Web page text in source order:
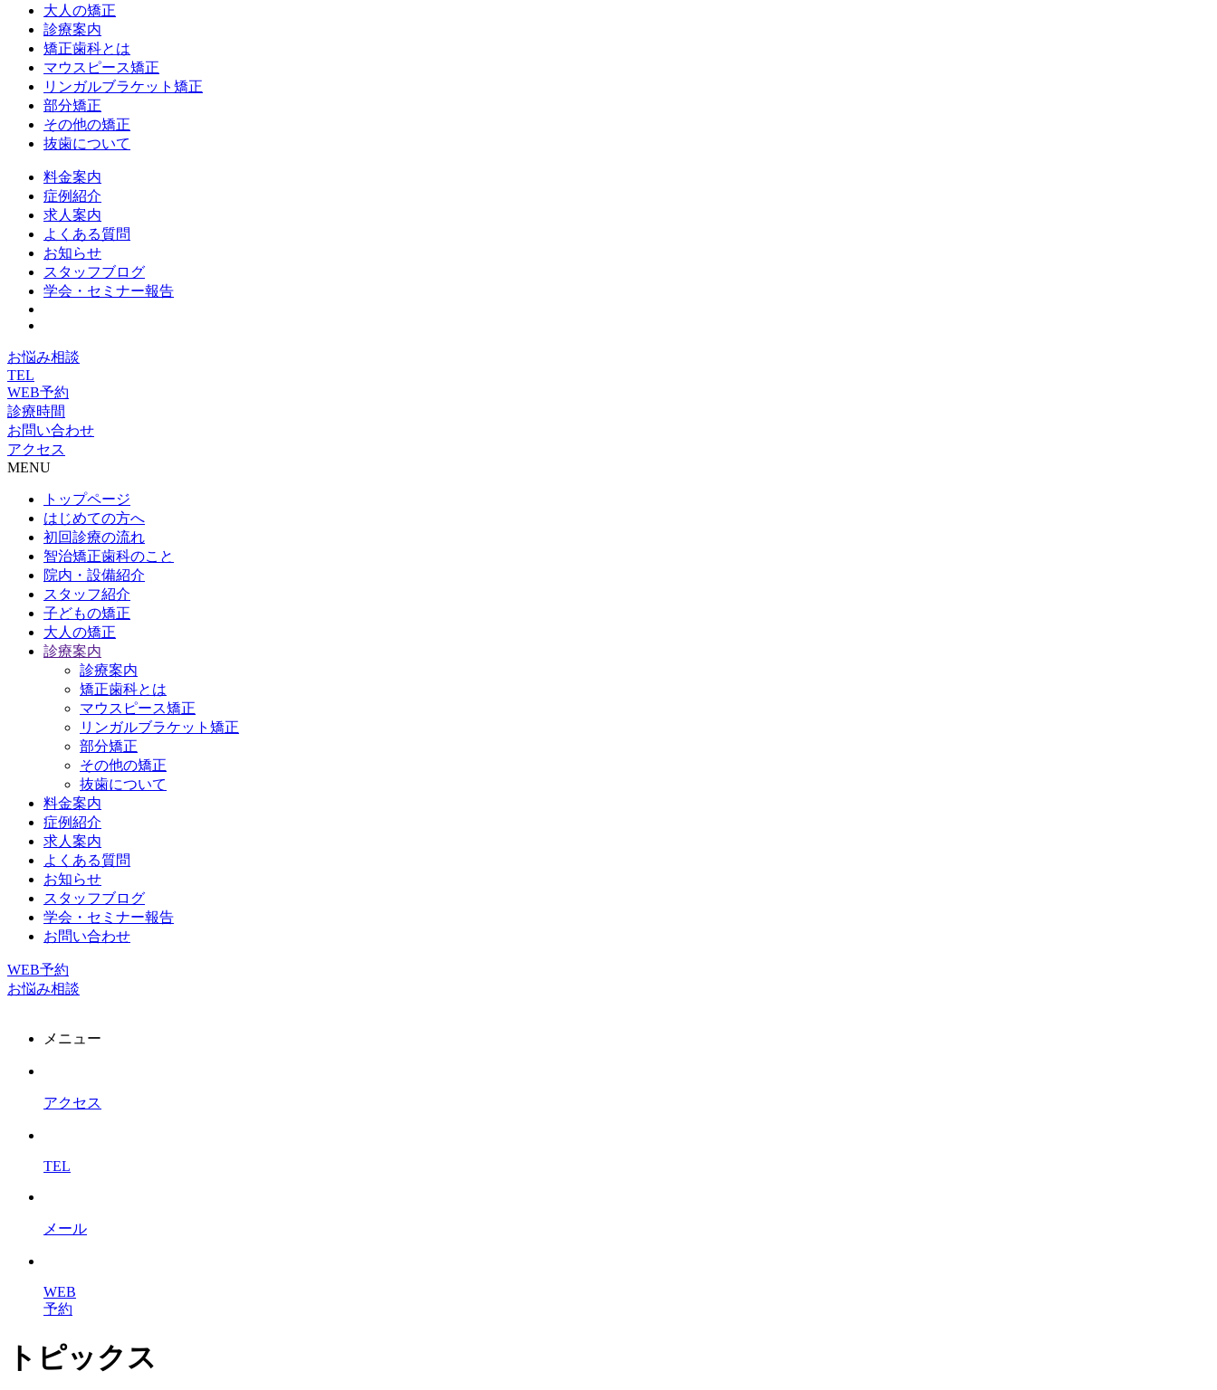
大人の矯正
診療案内
矯正歯科とは
マウスピース矯正
リンガルブラケット矯正
部分矯正
その他の矯正
抜歯について
料金案内
症例紹介
求人案内
よくある質問
お知らせ
スタッフブログ
学会・セミナー報告
お悩み相談
TEL
WEB予約
診療時間
お問い合わせ
アクセス
MENU
トップページ
はじめての方へ
初回診療の流れ
智治矯正歯科のこと
院内・設備紹介
スタッフ紹介
子どもの矯正
大人の矯正
診療案内
診療案内
矯正歯科とは
マウスピース矯正
リンガルブラケット矯正
部分矯正
その他の矯正
抜歯について
料金案内
症例紹介
求人案内
よくある質問
お知らせ
スタッフブログ
学会・セミナー報告
お問い合わせ
WEB予約
お悩み相談
メニュー
アクセス
TEL
メール
WEB
予約
トピックス